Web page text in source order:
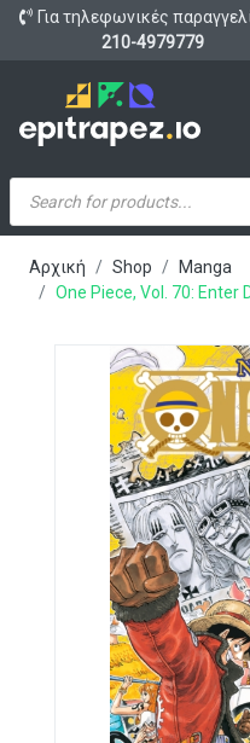
Για τηλεφωνικές
210-4979779
Products
search
Αρχική Shop
Manga
One Piece, Vol. 70: Enter